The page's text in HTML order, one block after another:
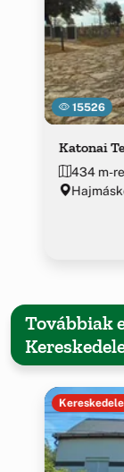
15526
Katonai
434 m-
Továbbiak